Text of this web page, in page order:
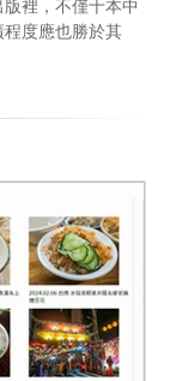
裡，不僅十本中
度應也勝於其